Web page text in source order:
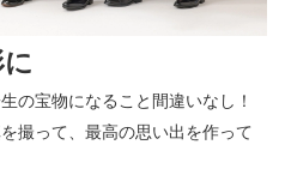
の宝物になること間違いなし！
撮って、最高の思い出を作って